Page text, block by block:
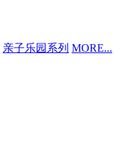
亲子乐园系列 MORE...